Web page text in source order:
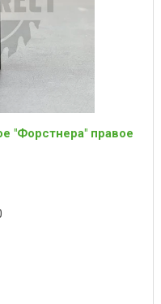
"Форстнера" правое